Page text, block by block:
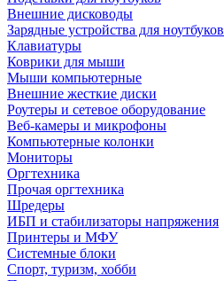
Внешние дисководы
Зарядные устройства для ноутбуков
Клавиатуры
Коврики для мыши
Мыши компьютерные
Внешние жесткие диски
Роутеры и сетевое оборудование
Веб-камеры и микрофоны
Компьютерные колонки
Мониторы
Оргтехника
Прочая оргтехника
Шредеры
ИБП и стабилизаторы напряжения
Принтеры и МФУ
Системные блоки
Спорт, туризм, хобби